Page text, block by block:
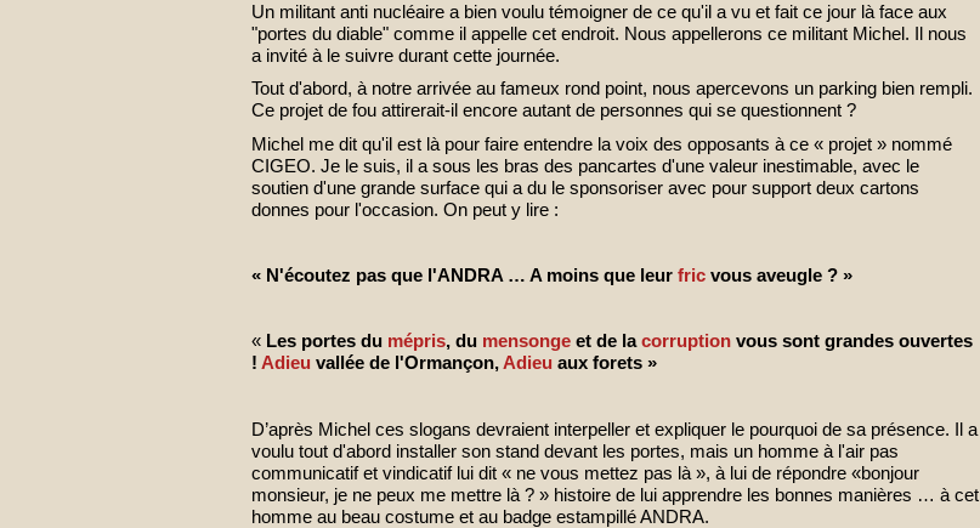
Un militant anti nucléaire a bien voulu témoigner de ce qu'il a vu et fait ce jour là face aux
"portes du diable" comme il appelle cet endroit. Nous appellerons ce militant Michel. Il nous
a invité à le suivre durant cette journée.
Tout d'abord, à notre arrivée au fameux rond point, nous apercevons un parking bien rempli.
Ce projet de fou attirerait-il encore autant de personnes qui se questionnent ?
Michel me dit qu'il est là pour faire entendre la voix des opposants à ce « projet » nommé
CIGEO. Je le suis, il a sous les bras des pancartes d'une valeur inestimable, avec le
soutien d'une grande surface qui a du le sponsoriser avec pour support deux cartons
donnes pour l'occasion. On peut y lire :
« N'écoutez pas que l'ANDRA … A moins que leur fric vous aveugle ? »
« Les portes du mépris, du mensonge et de lacorruption vous sont grandes ouvertes
! Adieu vallée de l'Ormançon, Adieu aux forets »
D’après Michel ces slogans devraient interpeller et expliquer le pourquoi de sa présence. Il a
voulu tout d'abord installer son stand devant les portes, mais un homme à l'air pas
communicatif et vindicatif lui dit « ne vous mettez pas là », à lui de répondre «bonjour
monsieur, je ne peux me mettre là ? » histoire de lui apprendre les bonnes manières … à cet
homme au beau costume et au badge estampillé ANDRA.